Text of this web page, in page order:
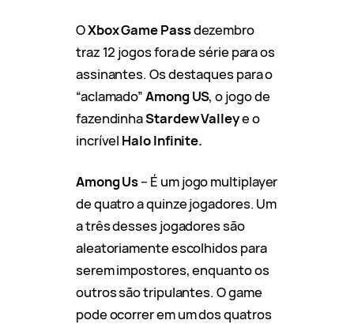
OXbox Game Passdezembro
traz 12 jogos fora de série para os
assinantes. Os destaques para o
“aclamado”Among US, o jogo de
fazendinhaStardew Valleye o
incrível Halo Infinite.
Among Us– É um jogo multiplayer
de quatro a quinze jogadores. Um
a três desses jogadores são
aleatoriamente escolhidos para
serem impostores, enquanto os
outros são tripulantes. O game
pode ocorrer em um dos quatros